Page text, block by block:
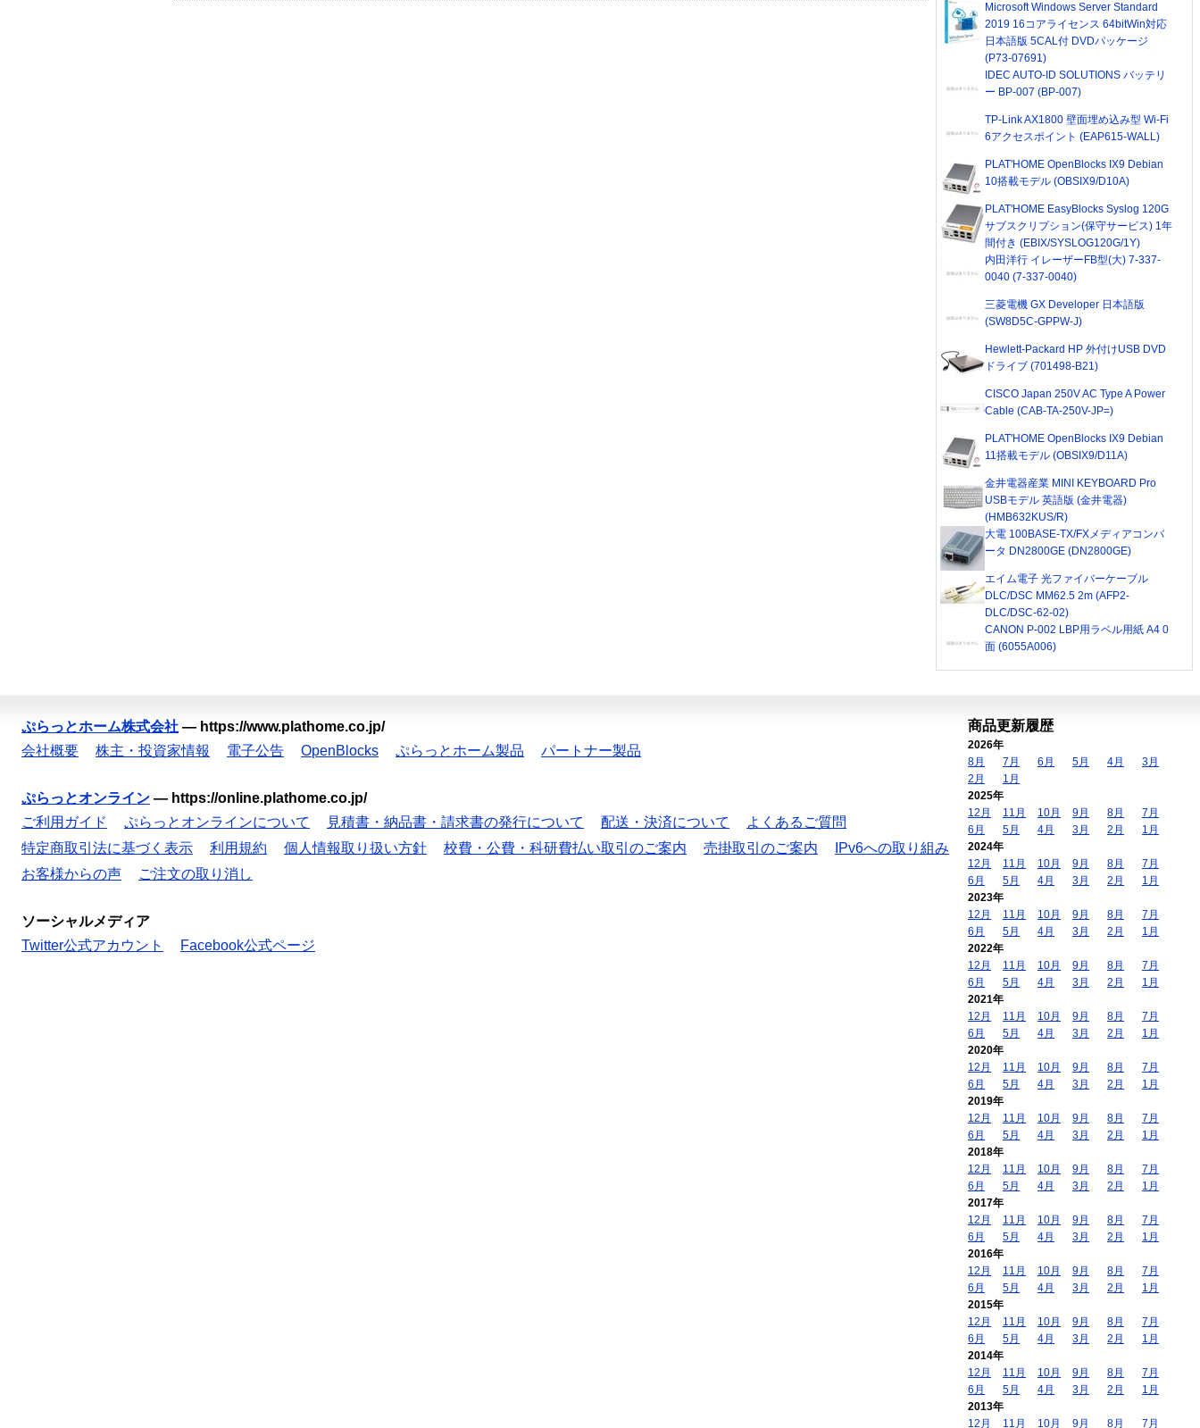
Microsoft Windows Server Standard
2019 16コアライセンス 64bitWin対応
日本語版 5CAL付 DVDパッケージ
(P73-07691)
IDEC AUTO-ID SOLUTIONS バッテリ
ー BP-007 (BP-007)
TP-Link AX1800 壁面埋め込み型 Wi-Fi
6アクセスポイント (EAP615-WALL)
PLAT'HOME OpenBlocks IX9 Debian
10搭載モデル (OBSIX9/D10A)
PLAT'HOME EasyBlocks Syslog 120G
サブスクリプション(保守サービス) 1年
間付き (EBIX/SYSLOG120G/1Y)
内田洋行 イレーザーFB型(大) 7-337-
0040 (7-337-0040)
三菱電機 GX Developer 日本語版
(SW8D5C-GPPW-J)
Hewlett-Packard HP 外付けUSB DVD
ドライブ (701498-B21)
CISCO Japan 250V AC Type A Power
Cable (CAB-TA-250V-JP=)
PLAT'HOME OpenBlocks IX9 Debian
11搭載モデル (OBSIX9/D11A)
金井電器産業 MINI KEYBOARD Pro
USBモデル 英語版 (金井電器)
(HMB632KUS/R)
大電 100BASE-TX/FXメディアコンバ
ータ DN2800GE (DN2800GE)
エイム電子 光ファイバーケーブル
DLC/DSC MM62.5 2m (AFP2-
DLC/DSC-62-02)
CANON P-002 LBP用ラベル用紙 A4 0
面 (6055A006)
ぷらっとホーム株式会社 — https://www.plathome.co.jp/
会社概要
株主・投資家情報 電子公告 OpenBlocks ぷらっとホーム製品 パートナー製品
ぷらっとオンライン — https://online.plathome.co.jp/
ご利用ガイド
ぷらっとオンラインについて 見積書・納品書・請求書の発行について 配送・決済について
よくあるご質問
特定商取引法に基づく表示
利用規約 個人情報取り扱い方針 校費・公費・科研費払い取引のご案内 売掛取引のご案内
IPv6への取り組み
お客様からの声
ご注文の取り消し
ソーシャルメディア
Twitter公式アカウント
Facebook公式ページ
商品更新履歴
2026年
8月
7月 6月 5月 4月
3月
2月
1月
2025年
12月
11月 10月 9月 8月
7月
6月
5月 4月 3月 2月
1月
2024年
12月
11月 10月 9月 8月
7月
6月
5月 4月 3月 2月
1月
2023年
12月
11月 10月 9月 8月
7月
6月
5月 4月 3月 2月
1月
2022年
12月
11月 10月 9月 8月
7月
6月
5月 4月 3月 2月
1月
2021年
12月
11月 10月 9月 8月
7月
6月
5月 4月 3月 2月
1月
2020年
12月
11月 10月 9月 8月
7月
6月
5月 4月 3月 2月
1月
2019年
12月
11月 10月 9月 8月
7月
6月
5月 4月 3月 2月
1月
2018年
12月
11月 10月 9月 8月
7月
6月
5月 4月 3月 2月
1月
2017年
12月
11月 10月 9月 8月
7月
6月
5月 4月 3月 2月
1月
2016年
12月
11月 10月 9月 8月
7月
6月
5月 4月 3月 2月
1月
2015年
12月
11月 10月 9月 8月
7月
6月
5月 4月 3月 2月
1月
2014年
12月
11月 10月 9月 8月
7月
6月
5月 4月 3月 2月
1月
2013年
12月
11月 10月 9月 8月 7月